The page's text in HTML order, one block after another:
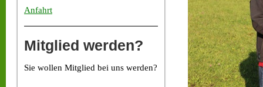
Anfahrt
Mitglied werden?
Sie wollen Mitglied bei uns werden?